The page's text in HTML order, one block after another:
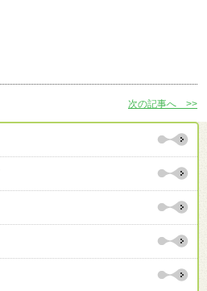
次の記事へ >>